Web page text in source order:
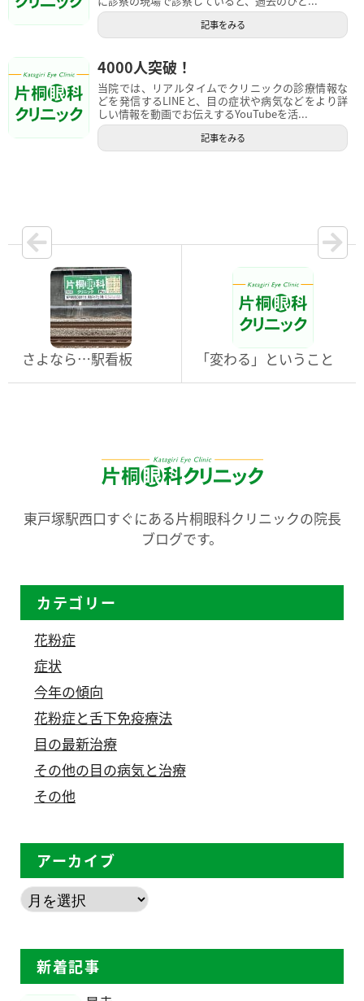
記事をみる
4000人突破！
当院では、リアルタイムでクリニックの診療情報な
どを発信するLINEと、目の症状や病気などをより詳
しい情報を動画でお伝えするYouTubeを活...
記事をみる
さよなら…駅看板 「変わる」ということ
東戸塚駅西口すぐにある片桐眼科クリニックの院長
ブログです。
カテゴリー
花粉症
症状
今年の傾向
花粉症と舌下免疫療法
目の最新治療
その他の目の病気と治療
その他
アーカイブ
新着記事